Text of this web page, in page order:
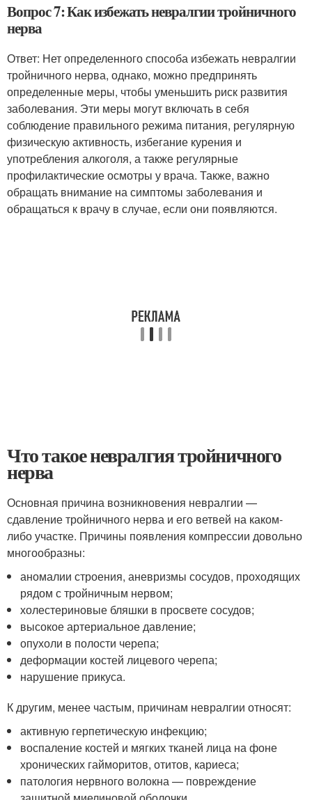
Вопрос 7: Как избежать невралгии тройничного
нерва
Ответ: Нет определенного способа избежать невралгии
тройничного нерва, однако, можно предпринять
определенные меры, чтобы уменьшить риск развития
заболевания. Эти меры могут включать в себя
соблюдение правильного режима питания, регулярную
физическую активность, избегание курения и
употребления алкоголя, а также регулярные
профилактические осмотры у врача. Также, важно
обращать внимание на симптомы заболевания и
обращаться к врачу в случае, если они появляются.
Что такое невралгия тройничного
нерва
Основная причина возникновения невралгии —
сдавление тройничного нерва и его ветвей на каком-
либо участке. Причины появления компрессии довольно
многообразны:
аномалии строения, аневризмы сосудов, проходящих
рядом с тройничным нервом;
холестериновые бляшки в просвете сосудов;
высокое артериальное давление;
опухоли в полости черепа;
деформации костей лицевого черепа;
нарушение прикуса.
К другим, менее частым, причинам невралгии относят:
активную герпетическую инфекцию;
воспаление костей и мягких тканей лица на фоне
хронических гайморитов, отитов, кариеса;
патология нервного волокна — повреждение